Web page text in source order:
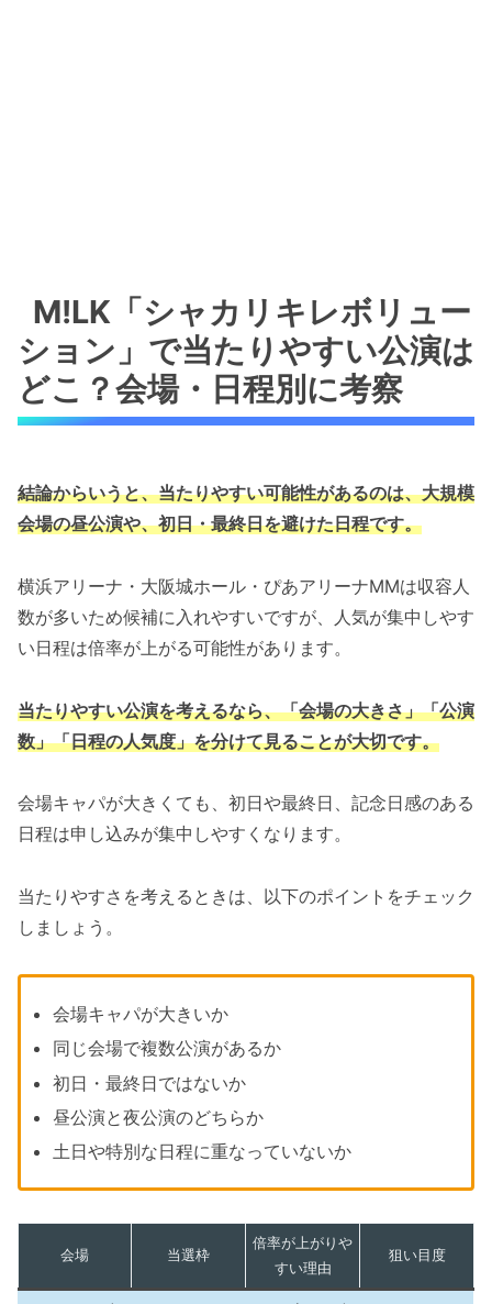
M!LK「シャカリキレボリュー
ション」で当たりやすい公演は
どこ？会場・日程別に考察
結論からいうと、当たりやすい可能性があるのは、大規模
会場の昼公演や、初日・最終日を避けた日程です。
横浜アリーナ・大阪城ホール・ぴあアリーナMMは収容人
数が多いため候補に入れやすいですが、人気が集中しやす
い日程は倍率が上がる可能性があります。
当たりやすい公演を考えるなら、「会場の大きさ」「公演
数」「日程の人気度」を分けて見ることが大切です。
会場キャパが大きくても、初日や最終日、記念日感のある
日程は申し込みが集中しやすくなります。
当たりやすさを考えるときは、以下のポイントをチェック
しましょう。
会場キャパが大きいか
同じ会場で複数公演があるか
初日・最終日ではないか
昼公演と夜公演のどちらか
土日や特別な日程に重なっていないか
会場 当選枠
倍率が上がりや
すい理由
狙い目度